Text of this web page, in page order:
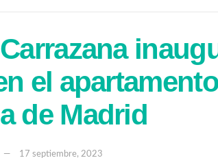
el
de Madrid
17 septiembre, 2023